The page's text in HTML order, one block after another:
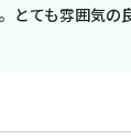
とても雰囲気の